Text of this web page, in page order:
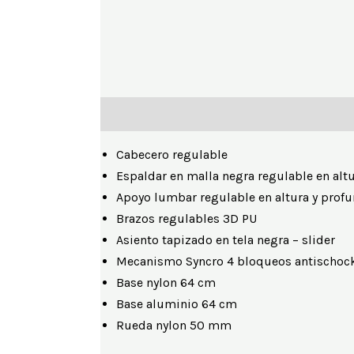
Cabecero regulable
Espaldar en malla negra regulable en
Apoyo lumbar regulable en altura y
Brazos regulables 3D PU
Asiento tapizado en tela negra – slider
Mecanismo Syncro 4 bloqueos
Base nylon 64 cm
Base aluminio 64 cm
Rueda nylon 50 mm